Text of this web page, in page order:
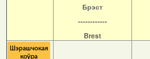
Брэст
------------
Brest